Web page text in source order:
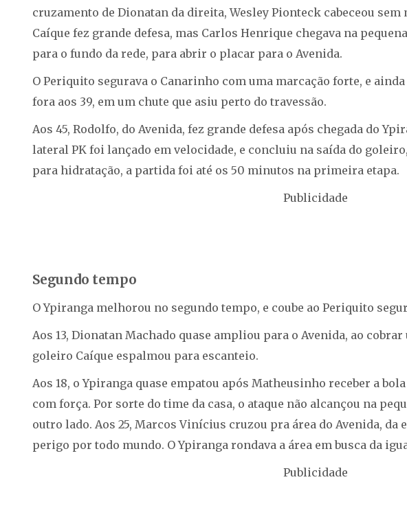
cruzamento de Dionatan da direita, Wesley Pionteck cabeceou sem
Caíque fez grande defesa, mas Carlos Henrique chegava na
para o fundo da rede, para abrir o placar para o Avenida.
O Periquito segurava o Canarinho com uma marcação forte, e
fora aos 39, em um chute que asiu perto do travessão.
Aos 45, Rodolfo, do Avenida, fez grande defesa após chegada do
lateral PK foi lançado em velocidade, e concluiu na saída do
para hidratação, a partida foi até os 50 minutos na primeira etapa.
Publicidade
Segundo tempo
O Ypiranga melhorou no segundo tempo, e coube ao Periquito
Aos 13, Dionatan Machado quase ampliou para o Avenida, ao
goleiro Caíque espalmou para escanteio.
Aos 18, o Ypiranga quase empatou após Matheusinho receber a
com força. Por sorte do time da casa, o ataque não alcançou na
outro lado. Aos 25, Marcos Vinícius cruzou pra área do Avenida, da
perigo por todo mundo. O Ypiranga rondava a área em busca da
Publicidade